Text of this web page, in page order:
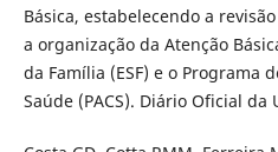
Básica, estabelecendo a
a organização da Atenção
da Família (ESF) e o Programa
Saúde (PACS). Diário Oficial da